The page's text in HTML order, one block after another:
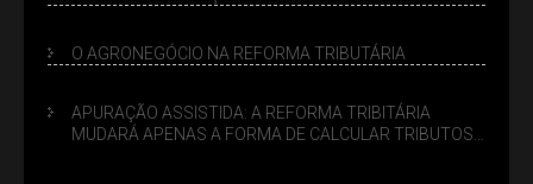
O AGRONEGÓCIO NA REFORMA TRIBUTÁRIA
APURAÇÃO ASSISTIDA: A REFORMA TRIBITÁRIA
MUDARÁ APENAS A FORMA DE CALCULAR TRIBUTOS